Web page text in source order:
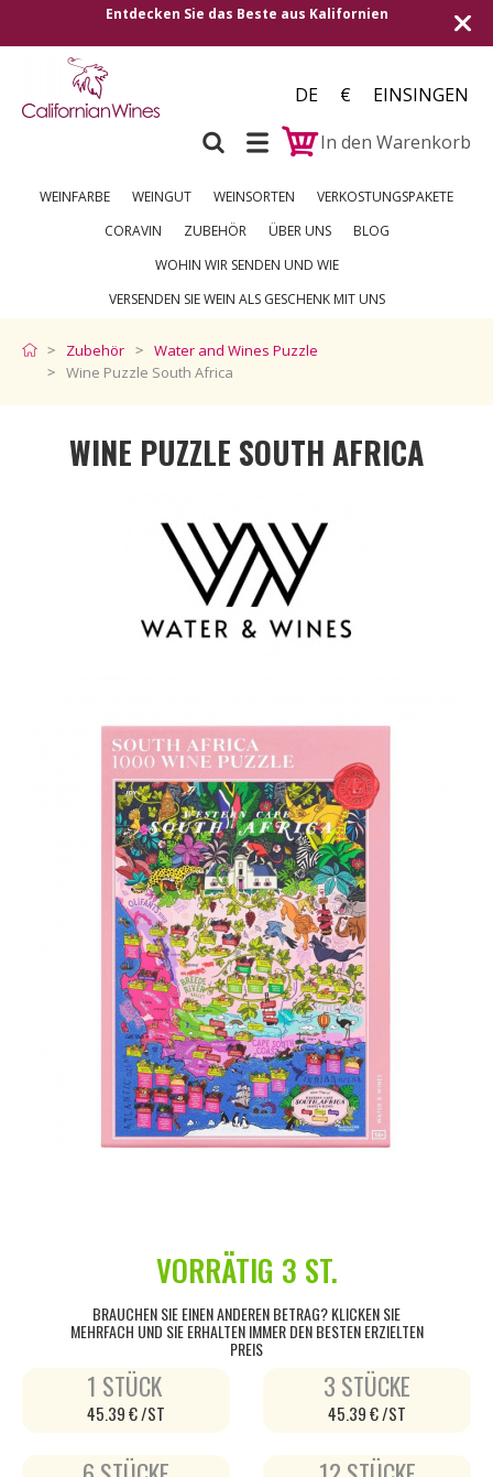
aus Kalifornien
Versand in alle
DE €
EINSINGEN
In den Warenkorb
WEINFARBE WEINGUT WEINSORTEN
VERKOSTUNGSPAKETE
CORAVIN
ZUBEHÖR ÜBER UNS
BLOG
WOHIN WIR SENDEN UND WIE
VERSENDEN SIE WEIN ALS GESCHENK MIT UNS
Zubehör
Water and Wines Puzzle
Wine Puzzle South Africa
WINE PUZZLE SOUTH AFRICA
VORRÄTIG 3 ST.
BRAUCHEN SIE EINEN ANDEREN BETRAG? KLICKEN SIE
MEHRFACH UND SIE ERHALTEN IMMER DEN BESTEN ERZIELTEN
PREIS
1 STÜCK
45.39 € /ST
3 STÜCKE
45.39 € /ST